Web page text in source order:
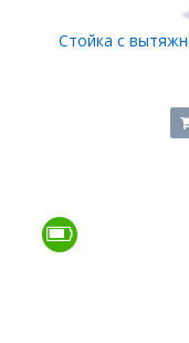
Стойка с